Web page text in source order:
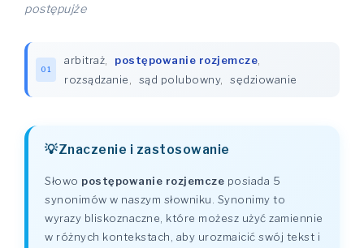
postępujże
01
arbitraż postępowanie rozjemcze
rozsądzanie
sąd polubowny, sędziowanie
Znaczenie i zastosowanie
Słowo postępowanie rozjemcze posiada 5
synonimów w naszym słowniku. Synonimy to
wyrazy bliskoznaczne, które możesz użyć zamiennie
w różnych kontekstach, aby urozmaicić swój tekst i